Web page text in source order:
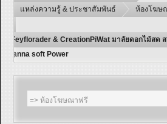
แหล่งความรู้ & ประชาสัมพันธ์
ห้องโฆษ
Feyflorader & CreationPiWat มาลัยดอกไม้สด
lanna soft Power